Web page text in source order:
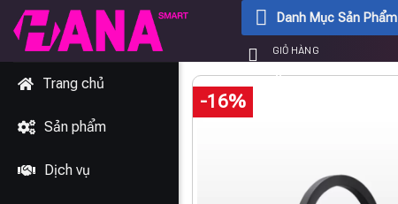
Chuyển
đến
dung
Danh Mục Sản Phẩm
GIỎ HÀNG
0₫
Trang chủ
Sản phẩm
Dịch vụ
-16%